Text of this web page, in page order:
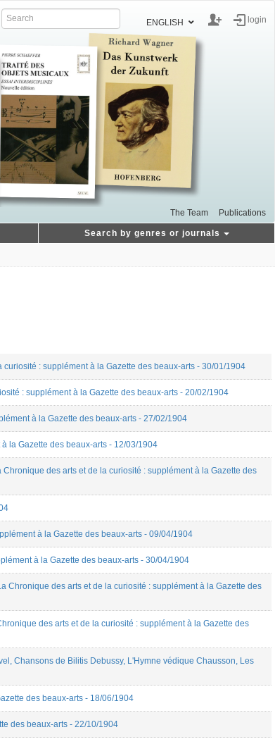
ENGLISH login
The Team Publications
Search by genres or journals
: supplément à la Gazette des beaux-arts - 30/01/1904
: supplément à la Gazette des beaux-arts - 20/02/1904
à la Gazette des beaux-arts - 27/02/1904
la Gazette des beaux-arts - 12/03/1904
des arts et de la curiosité : supplément à la Gazette des
à la Gazette des beaux-arts - 09/04/1904
à la Gazette des beaux-arts - 30/04/1904
Chronique des arts et de la curiosité : supplément à la Gazette des
des arts et de la curiosité : supplément à la Gazette des
Chansons de Bilitis Debussy, L'Hymne védique Chausson, Les
des beaux-arts - 18/06/1904
des beaux-arts - 22/10/1904